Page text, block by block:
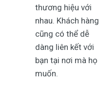
thương hiệu với
nhau. Khách hàng
cũng có thể dễ
dàng liên kết với
bạn tại nơi mà họ
muốn.